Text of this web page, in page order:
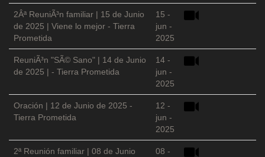
2Âª ReuniÃ³n familiar | 15 de Junio
de 2025 | Viene lo mejor - Tierra
Prometida
15 -
jun -
2025
ReuniÃ³n "SÃ© Sano" | 14 de Junio
de 2025 | - Tierra Prometida
14 -
jun -
2025
Oración | 12 de Junio de 2025 -
Tierra Prometida
12 -
jun -
2025
2ª Reunión familiar | 08 de Junio
08 -